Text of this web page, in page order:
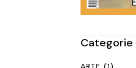
Categorie